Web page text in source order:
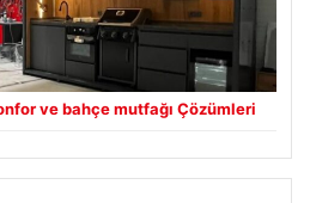
ve bahçe mutfağı Çözümleri